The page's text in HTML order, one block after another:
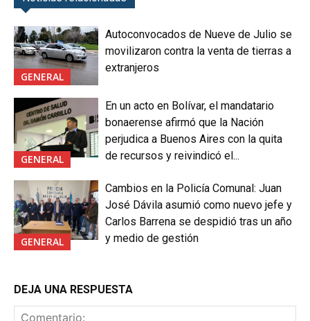
GENERAL
Autoconvocados de Nueve de Julio se
movilizaron contra la venta de tierras a
extranjeros
GENERAL
En un acto en Bolívar, el mandatario
bonaerense afirmó que la Nación
perjudica a Buenos Aires con la quita
de recursos y reivindicó el...
GENERAL
Cambios en la Policía Comunal: Juan
José Dávila asumió como nuevo jefe y
Carlos Barrena se despidió tras un año
y medio de gestión
DEJA UNA RESPUESTA